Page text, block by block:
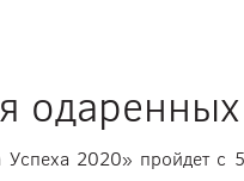
2020» пройдет